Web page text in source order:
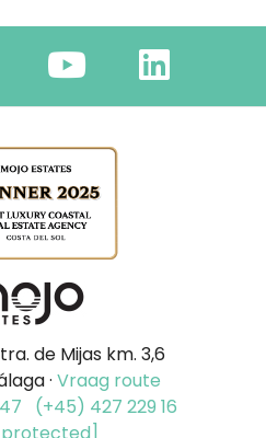
de Mijas km. 3,6
· Vraag route
(+45) 427 229 16